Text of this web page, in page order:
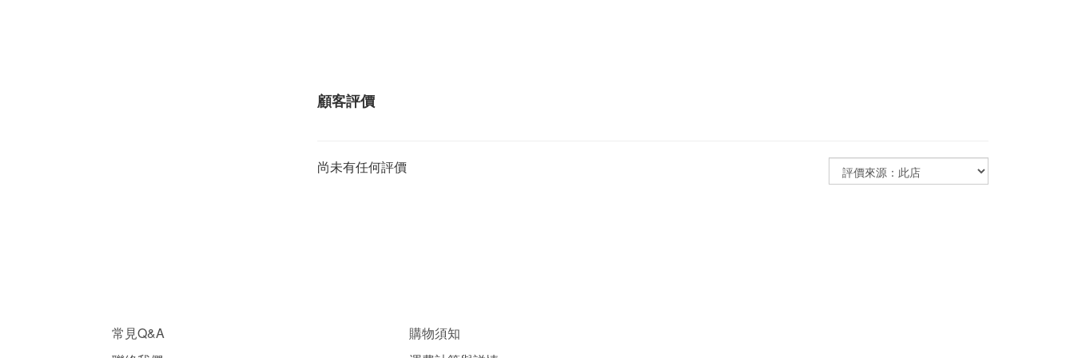
顧客評價
尚未有任何評價
常見Q&A
購物須知